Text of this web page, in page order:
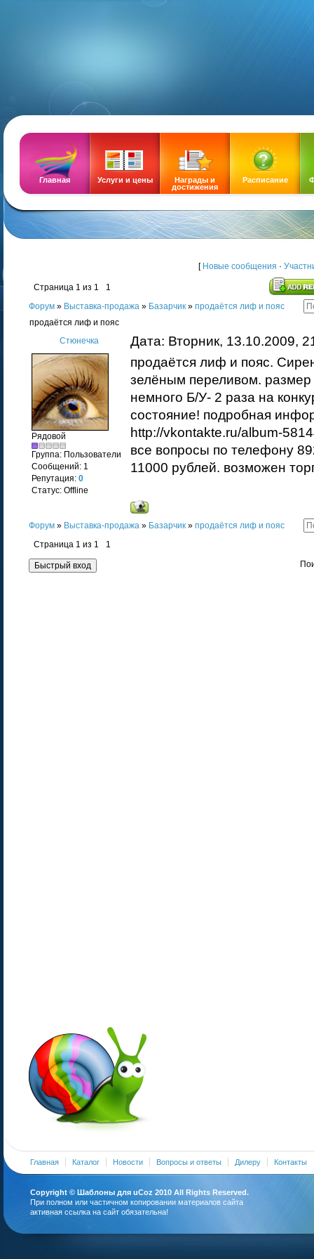
Главная Услуги и цены
Награды и
достижения
Расписание
[ Новые сообщения ·
Страница 1 из 1
1
Форум » Выставка-продажа » Базарчик » продаётся лиф и пояс
продаётся лиф и пояс
Стюнечка
Дата: Вторник, 13.10.2009,
Рядовой
Группа: Пользователи
Сообщений: 1
Репутация: 0
Статус: Offline
продаётся лиф и пояс.
зелёным переливом.
немного Б/У- 2 раза на
состояние! подробная
http://vkontakte.ru/album-
все вопросы по телефону
11000 рублей. возможен
Форум » Выставка-продажа » Базарчик » продаётся лиф и пояс
Страница 1 из 1
1
Главная Каталог Новости Вопросы и ответы Дилеру Контакты
Copyright © Шаблоны для uCoz 2010 All Rights Reserved.
При полном или частичном копировании материалов сайта
активная ссылка на сайт обязательна!